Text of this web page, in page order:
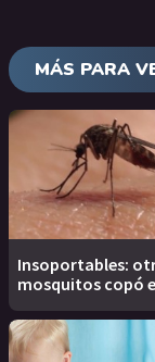
MÁS PARA
Insoportables:
mosquitos copó